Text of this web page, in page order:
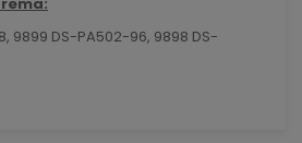
9899 DS-PA502-96, 9898 DS-